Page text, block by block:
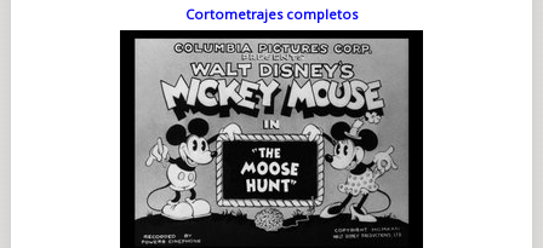
Cortometrajes completos